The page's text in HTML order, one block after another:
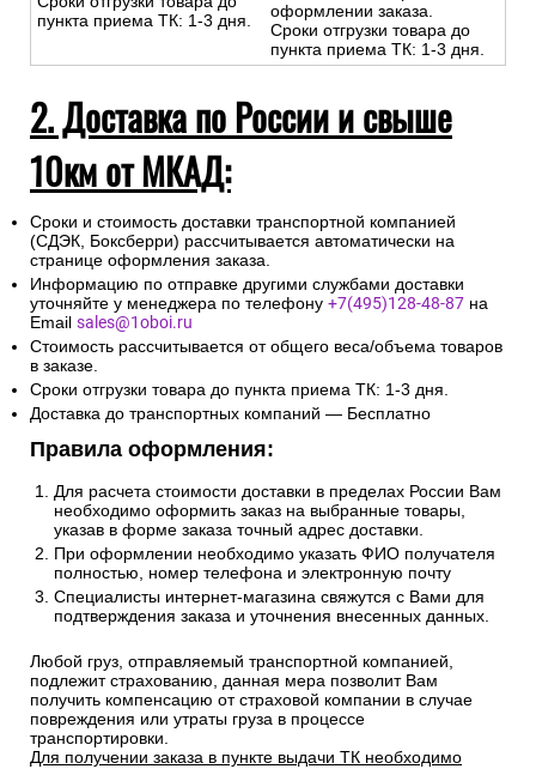
пункта приема ТК: 1-3 дня.
оформлении заказа.
Сроки отгрузки товара до
пункта приема ТК: 1-3 дня.
2. Доставка по России и свыше
10км от МКАД:
Сроки и стоимость доставки транспортной компанией
(СДЭК, Боксберри) рассчитывается автоматически на
странице оформления заказа.
Информацию по отправке другими службами доставки
уточняйте у менеджера по телефону +7(495)128-48-87 на
Email sales@1oboi.ru
Стоимость рассчитывается от общего веса/объема товаров
в заказе.
Сроки отгрузки товара до пункта приема ТК: 1-3 дня.
Доставка до транспортных компаний — Бесплатно
Правила оформления:
Для расчета стоимости доставки в пределах России Вам
необходимо оформить заказ на выбранные товары,
указав в форме заказа точный адрес доставки.
При оформлении необходимо указать ФИО получателя
полностью, номер телефона и электронную почту
Специалисты интернет-магазина свяжутся с Вами для
подтверждения заказа и уточнения внесенных данных.
Любой груз, отправляемый транспортной компанией,
подлежит страхованию, данная мера позволит Вам
получить компенсацию от страховой компании в случае
повреждения или утраты груза в процессе
транспортировки.
Для получении заказа в пункте выдачи ТК необходимо